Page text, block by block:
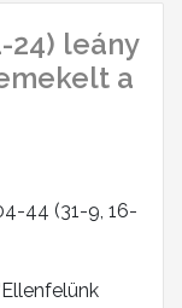
24) leány
a
44 (31-9, 16-